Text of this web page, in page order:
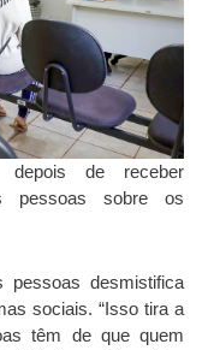
depois de receber
pessoas sobre os
pessoas desmistifica
sociais. “Isso tira a
têm de que quem